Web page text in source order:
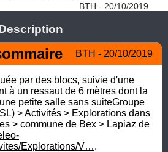
BTH - 20/10/2019
BTH - 20/10/2019
par des blocs, suivie d'une
à un ressaut de 6 mètres dont la
petite salle sans suiteGroupe
> Activités > Explorations dans
> commune de Bex > Lapiaz de
Explorations/V….